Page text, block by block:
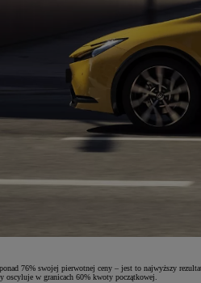
76% swojej pierwotnej ceny – jest to najwyższy
oscyluje w granicach 60% kwoty początkowej.